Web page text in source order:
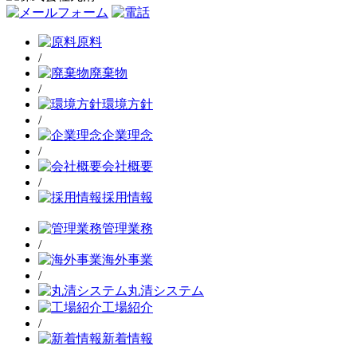
原料
/
廃棄物
/
環境方針
/
企業理念
/
会社概要
/
採用情報
管理業務
/
海外事業
/
丸清システム
工場紹介
/
新着情報